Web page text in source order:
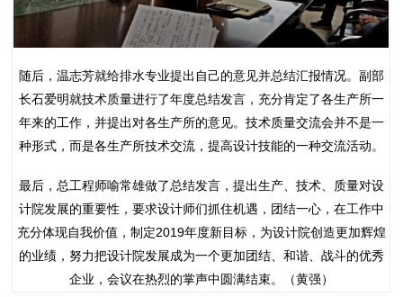
随后，温志芳就给排水专业提出自己的意见并总结汇报情况。副部
长石爱明就技术质量进行了年度总结发言，充分肯定了各生产所一
年来的工作，并提出对各生产所的意见。技术质量交流会并不是一
种形式，而是各生产所技术交流，提高设计技能的一种交流活动。
最后，总工程师喻常雄做了总结发言，提出生产、技术、质量对设
计院发展的重要性，要求设计师们抓住机遇，团结一心，在工作中
充分体现自我价值，制定2019年度新目标，为设计院创造更加辉煌
的业绩，努力把设计院发展成为一个更加团结、和谐、战斗的优秀
企业，会议在热烈的掌声中圆满结束。（黄强）